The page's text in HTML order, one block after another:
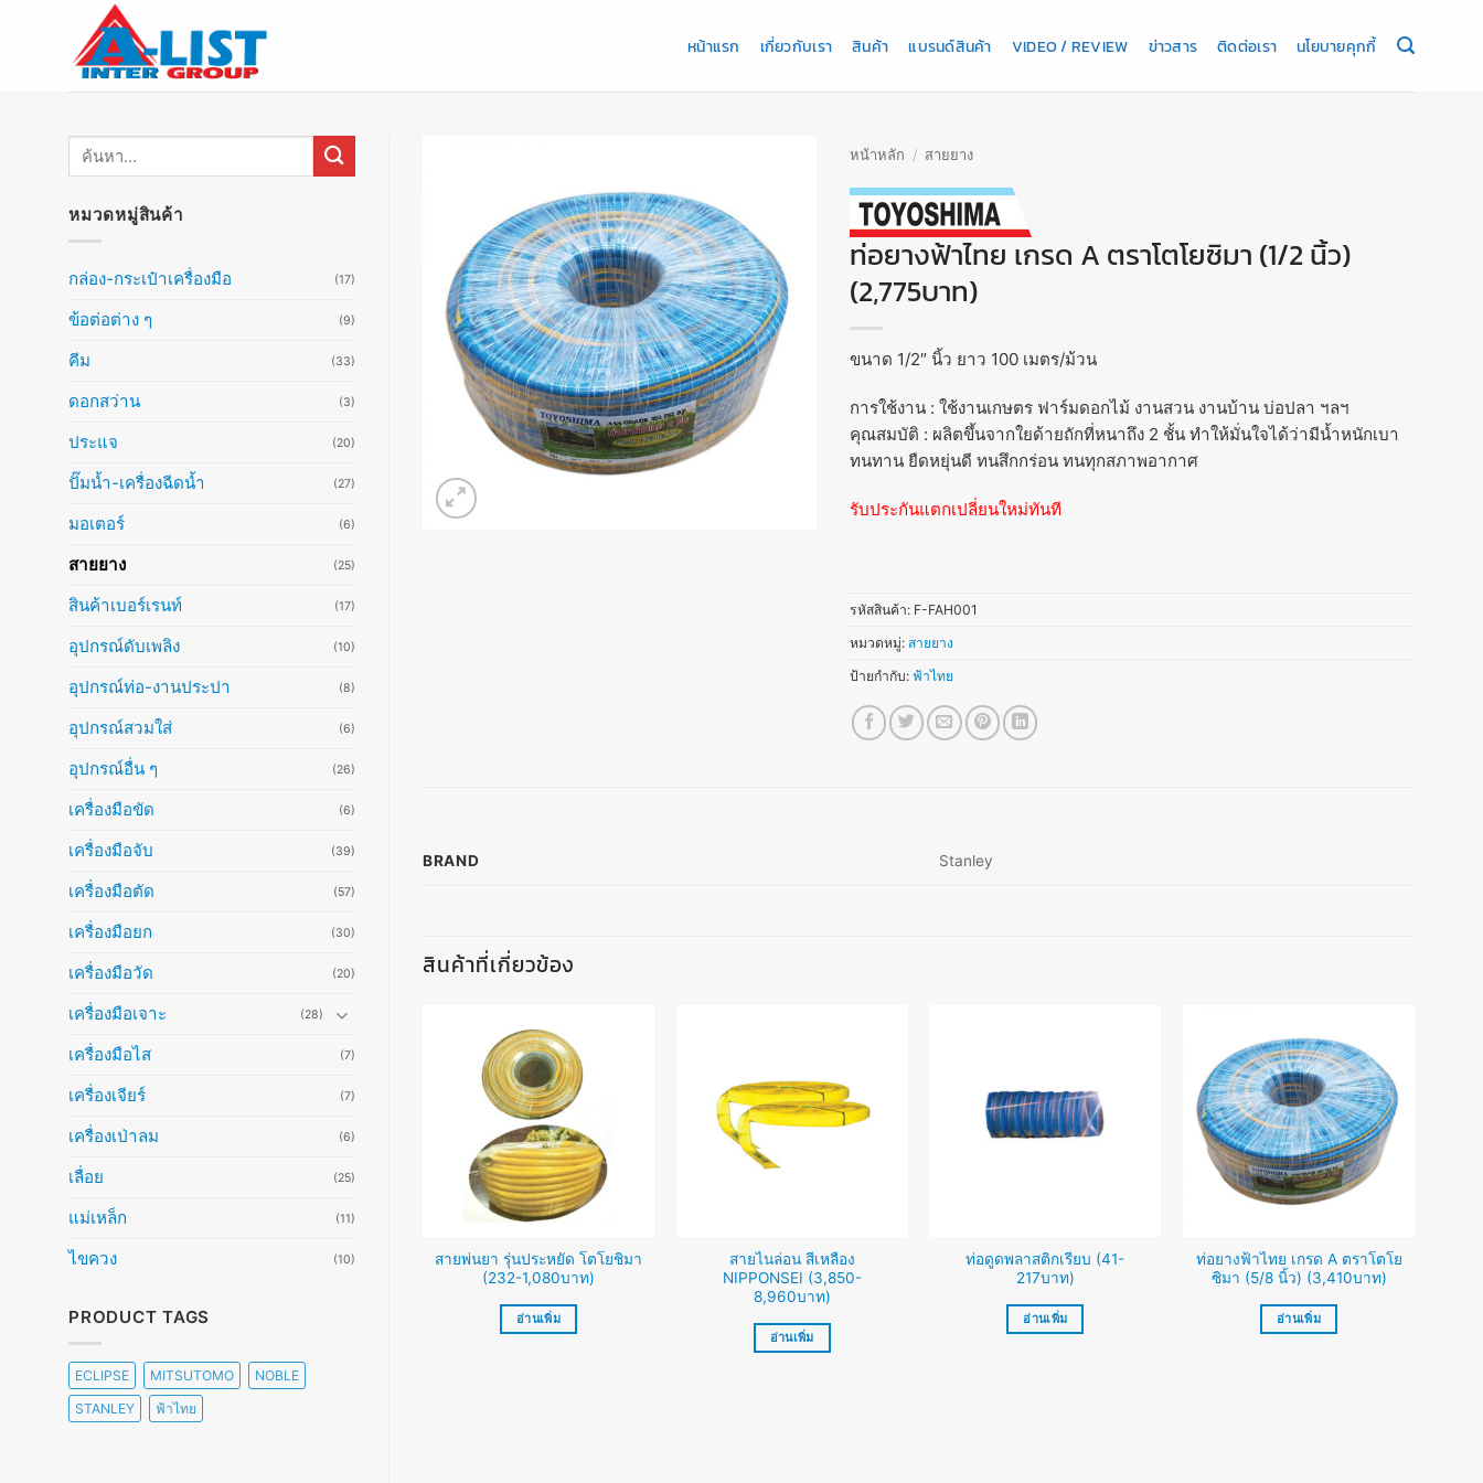
หน้าแรก เกี่ยวกับเรา สินค้า แบรนด์สินค้า VIDEO / REVIEW ข่าวสาร ติดต่อเรา นโยบายคุกกี้
ค้นหา:
หมวดหมู่สินค้า
กล่อง-กระเป๋าเครื่องมือ (17)
ข้อต่อต่าง ๆ (9)
คีม (33)
ดอกสว่าน (3)
ประแจ (20)
ปั๊มน้ำ-เครื่องฉีดน้ำ (27)
มอเตอร์ (6)
สายยาง (25)
สินค้าเบอร์เรนท์ (17)
อุปกรณ์ดับเพลิง (10)
อุปกรณ์ท่อ-งานประปา (8)
อุปกรณ์สวมใส่ (6)
อุปกรณ์อื่น ๆ (26)
เครื่องมือขัด (6)
เครื่องมือจับ (39)
เครื่องมือตัด (57)
เครื่องมือยก (30)
เครื่องมือวัด (20)
เครื่องมือเจาะ (28)
เครื่องมือไส (7)
เครื่องเจียร์ (7)
เครื่องเป่าลม (6)
เลื่อย (25)
แม่เหล็ก (11)
ไขควง (10)
PRODUCT TAGS
ECLIPSE MITSUTOMO
NOBLE
STANLEY
ฟ้าไทย
หน้าหลัก / สายยาง
ท่อยางฟ้าไทย เกรด A ตราโตโยซิมา (1/2 นิ้ว)
(2,775บาท)
ขนาด 1/2″ นิ้ว ยาว 100 เมตร/ม้วน
การใช้งาน : ใช้งานเกษตร ฟาร์มดอกไม้ งานสวน งานบ้าน บ่อปลา ฯลฯ
คุณสมบัติ : ผลิตขึ้นจากใยด้ายถักที่หนาถึง 2 ชั้น ทำให้มั่นใจได้ว่ามีน้ำหนักเบา
ทนทาน ยืดหยุ่นดี ทนสึกกร่อน ทนทุกสภาพอากาศ
รับประกันแตกเปลี่ยนใหม่ทันที
รหัสสินค้า: F-FAH001
หมวดหมู่:สายยาง
ป้ายกำกับ:ฟ้าไทย
BRAND Stanley
สินค้าที่เกี่ยวข้อง
สายพ่นยา รุ่นประหยัด โตโยชิมา
(232-1,080บาท)
อ่านเพิ่ม
สายไนล่อน สีเหลือง
NIPPONSEI (3,850-
8,960บาท)
อ่านเพิ่ม
ท่อดูดพลาสติกเรียบ (41-
217บาท)
อ่านเพิ่ม
ท่อยางฟ้าไทย เกรด A ตราโตโย
ซิมา (5/8 นิ้ว) (3,410บาท)
อ่านเพิ่ม
สายพ่นยา -สายลม
สายฉีดน้ำ – สายพ่นยา -สายลม